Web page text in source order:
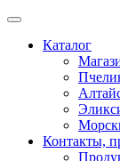
Каталог
Контакты,